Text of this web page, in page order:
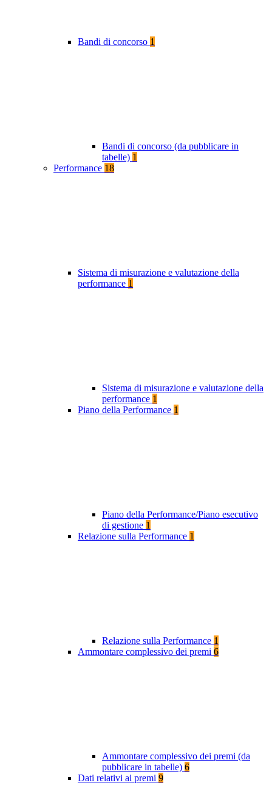
Bandi di concorso 1
Bandi di concorso (da pubblicare in
tabelle) 1
Performance 18
Sistema di misurazione e valutazione della
performance 1
Sistema di misurazione e valutazione della
performance 1
Piano della Performance 1
Piano della Performance/Piano esecutivo
di gestione 1
Relazione sulla Performance 1
Relazione sulla Performance 1
Ammontare complessivo dei premi 6
Ammontare complessivo dei premi (da
pubblicare in tabelle) 6
Dati relativi ai premi 9